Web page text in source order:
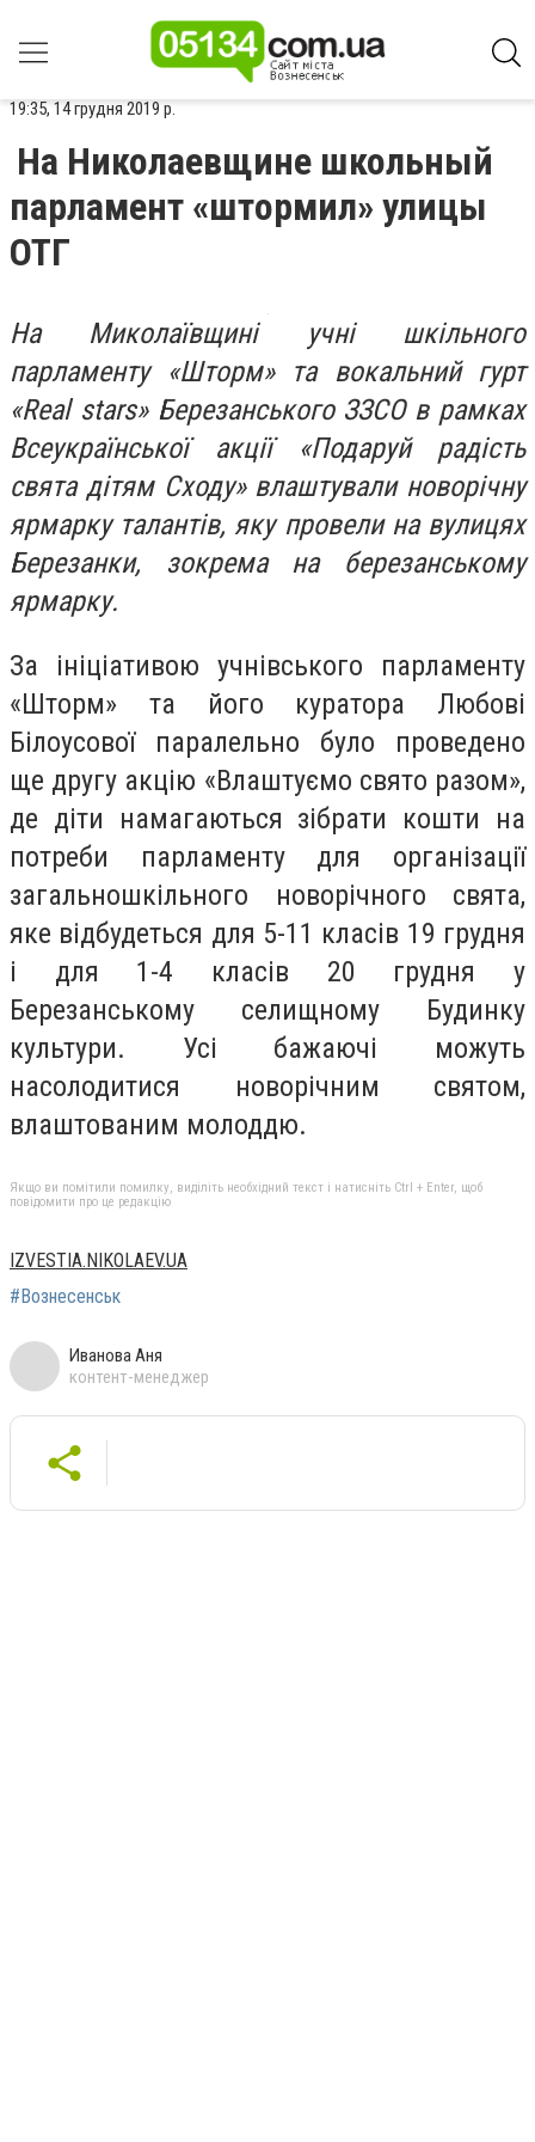
19:35, 14 грудня 2019 р.
На Николаевщине школьный
парламент «штормил» улицы
ОТГ
На Миколаївщині учні шкільного
парламенту «Шторм» та вокальний гурт
«Real stars» Березанського ЗЗСО в рамках
Всеукраїнської акції «Подаруй радість
свята дітям Сходу» влаштували новорічну
ярмарку талантів, яку провели на вулицях
Березанки, зокрема на березанському
ярмарку.
За ініціативою учнівського парламенту
«Шторм» та його куратора Любові
Білоусової паралельно було проведено
ще другу акцію «Влаштуємо свято разом»,
де діти намагаються зібрати кошти на
потреби парламенту для організації
загальношкільного новорічного свята,
яке відбудеться для 5-11 класів 19 грудня
і для 1-4 класів 20 грудня у
Березанському селищному Будинку
культури. Усі бажаючі можуть
насолодитися новорічним святом,
влаштованим молоддю.
Якщо ви помітили помилку, виділіть необхідний текст і натисніть Ctrl + Enter, щоб
повідомити про це редакцію
IZVESTIA.NIKOLAEV.UA
#Вознесенськ
Иванова Аня
контент-менеджер